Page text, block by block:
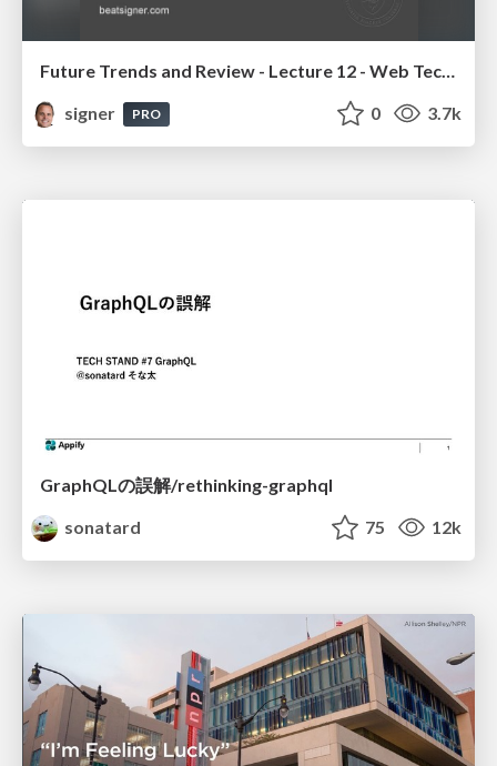
Future Trends and Review - Lecture 12 - Web Technologies (1019888BNR)
signer
PRO 0 3.7k
GraphQLの誤解/rethinking-graphql
sonatard
75 12k